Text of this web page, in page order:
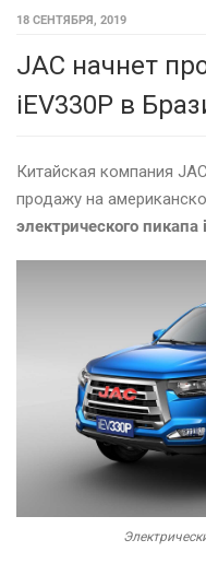
18 СЕНТЯБРЯ, 2019
JAC начнет
iEV330P в
Китайская компания
продажу на
электрического пикапа